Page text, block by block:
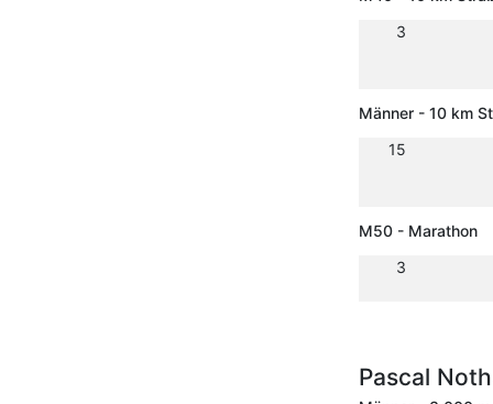
3
Männer - 10 km
15
M50 - Marathon
3
Pascal